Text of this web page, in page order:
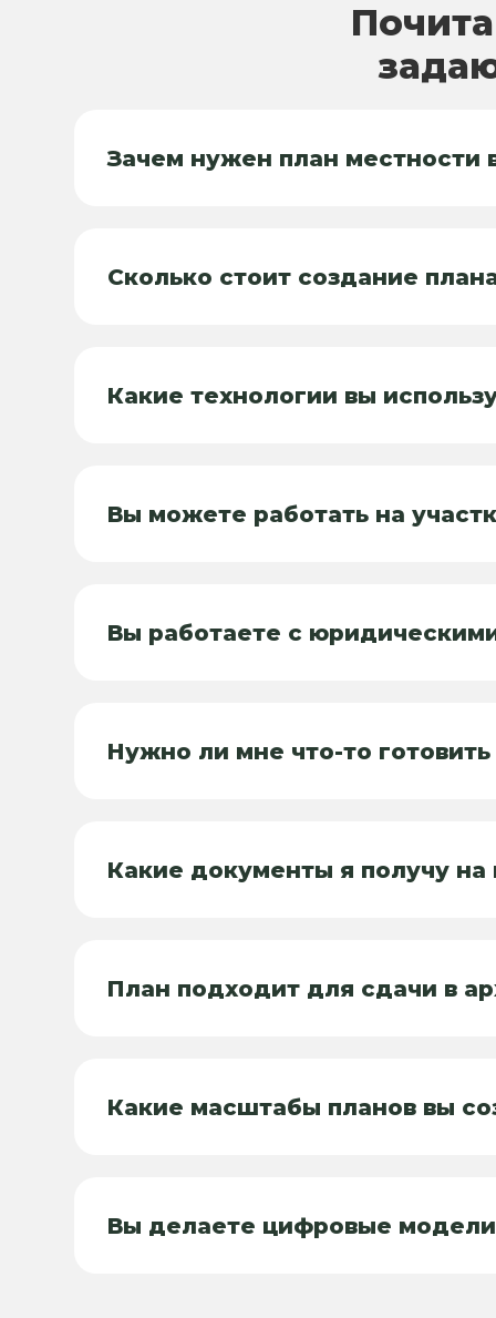
Зачем нужен план местности
Сколько стоит создание
Какие технологии вы
Вы можете работать на
Вы работаете с
Нужно ли мне что-то готовить
Какие документы я получу на
План подходит для сдачи в
Какие масштабы планов вы
Вы делаете цифровые